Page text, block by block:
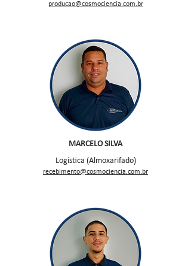
producao@cosmociencia.com.br
MARCELO SILVA
Logística (Almoxarifado)
recebimento@cosmociencia.com.br